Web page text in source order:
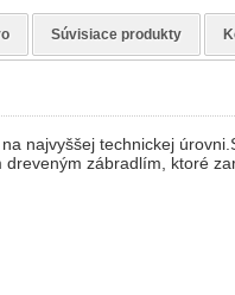
Súvisiace produkty
najvyššej technickej
zábradlím, ktoré